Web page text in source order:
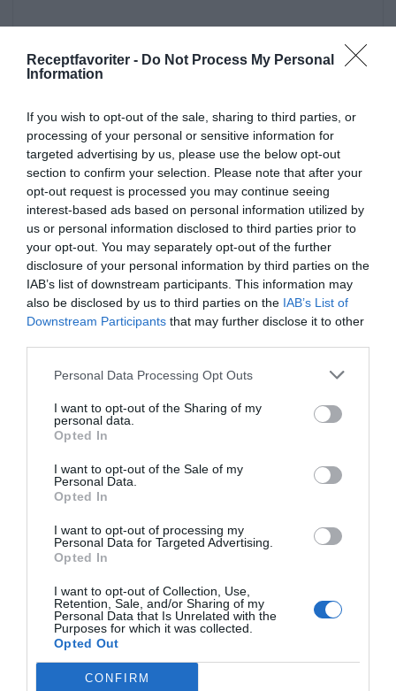
Receptfavoriter - Do Not Process My Personal
Information
If you wish to opt-out of the sale, sharing to third parties, or
processing of your personal or sensitive information for
targeted advertising by us, please use the below opt-out
section to confirm your selection. Please note that after your
opt-out request is processed you may continue seeing
interest-based ads based on personal information utilized by
us or personal information disclosed to third parties prior to
your opt-out. You may separately opt-out of the further
disclosure of your personal information by third parties on the
IAB’s list of downstream participants. This information may
also be disclosed by us to third parties on the IAB’s List of
Downstream Participants that may further disclose it to other
Personal Data Processing Opt Outs
I want to opt-out of the Sharing of my
personal data.
Opted In
I want to opt-out of the Sale of my
Personal Data.
Opted In
I want to opt-out of processing my
Personal Data for Targeted Advertising.
Opted In
I want to opt-out of Collection, Use,
Retention, Sale, and/or Sharing of my
Personal Data that Is Unrelated with the
Purposes for which it was collected.
Opted Out
CONFIRM
Huvudrätter Kantareller
Rågmjöl
Smör
Potatis Vardag
Svensk mat
Stekt mat
E-mail Skriv ut
Medel: (20
521 kcal
Publicerat:
Författare:
Mattsson
Jag är matskribent samt kock
med en fil. kand i
Måltidsvetenskap från